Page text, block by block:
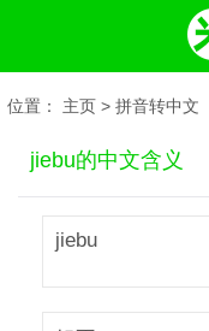
位置： 主页 > 拼音转中文
jiebu的中文含义
jiebu